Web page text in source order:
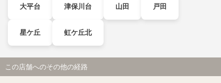
大平台 津保川台 山田 戸田
星ケ丘 虹ケ丘北
この店舗へのその他の経路